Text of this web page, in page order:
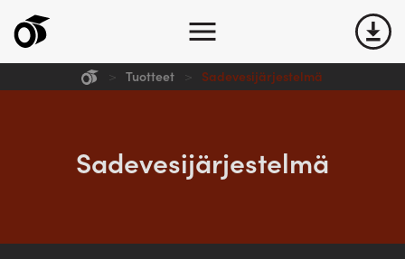
Yritys
Tuotteet
> Sadevesijärjestelmä
>
Sadevesijärjestelmä